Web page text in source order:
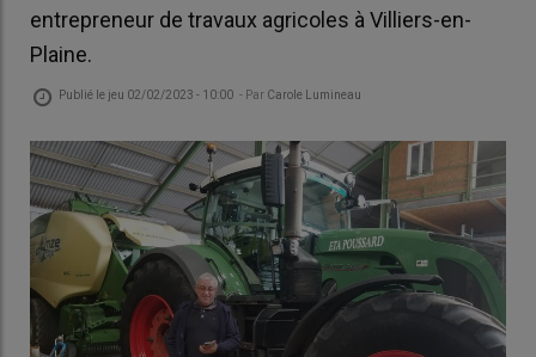
entrepreneur de travaux agricoles à Villiers-en-
Plaine.
Publié le jeu 02/02/2023 - 10:00 - Par Carole Lumineau